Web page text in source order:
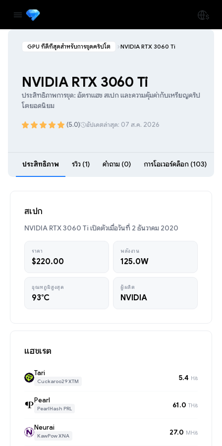
GPU ที่ดีที่สุดสำหรับการขุดคริปโต NVIDIA RTX 3060 Ti
NVIDIA RTX 3060 Ti
ประสิทธิภาพการขุด: อัตราแฮช สเปก และความคุ้มค่ากับเหรียญคริป
โตยอดนิยม
(5.0) อัปเดตล่าสุด: 07 ส.ค. 2026
ประสิทธิภาพ รีวิว (1) คำถาม (0) การโอเวอร์คล็อก (103)
สเปก
NVIDIA RTX 3060 Ti เปิดตัวเมื่อวันที่ 2 ธันวาคม 2020
ราคา
$220.00
พลังงาน
125.0W
อุณหภูมิสูงสุด
93°C
ผู้ผลิต
NVIDIA
แฮชเรต
Tari
Cuckaroo29 XTM 5.4 H/s
Pearl
PearlHash PRL 61.0 TH/s
Neurai
KawPow XNA 27.0 MH/s